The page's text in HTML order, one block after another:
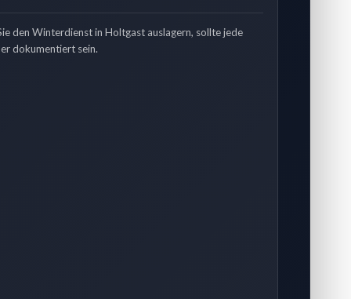
den Winterdienst in Holtgast auslagern, sollte jede
dokumentiert sein.